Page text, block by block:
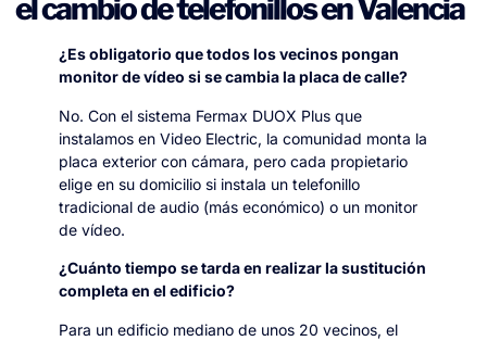
el cambio de telefonillos en Valencia
¿Es obligatorio que todos los vecinos pongan
monitor de vídeo si se cambia la placa de calle?
No. Con el sistema Fermax DUOX Plus que
instalamos en Video Electric, la comunidad monta la
placa exterior con cámara, pero cada propietario
elige en su domicilio si instala un telefonillo
tradicional de audio (más económico) o un monitor
de vídeo.
¿Cuánto tiempo se tarda en realizar la sustitución
completa en el edificio?
Para un edificio mediano de unos 20 vecinos, el